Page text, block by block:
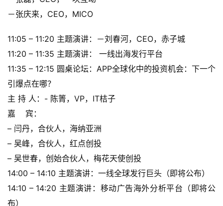
游
休
闲
游
戏
0
2
5
第
三
－张庆来，CEO，MICO
11:05 – 11:20 主题演讲：－刘春河，CEO，赤子城
11:20 – 11:35 主题演讲： 一线出海发行平台
11:35 – 12:15 圆桌论坛：APP全球化中的投资机会：下一个
引爆点在哪？
主 持 人：- 陈箐，VP，IT桔子
嘉    宾：
– 闫丹，合伙人，海纳亚洲
– 吴峰，合伙人，红点创投
– 吴世春，创始合伙人，梅花天使创投
14:00 – 14:10 主题演讲：一线全球发行巨头（即将公布）
14:10 – 14:20 主题演讲：移动广告海外分析平台（即将公
布）